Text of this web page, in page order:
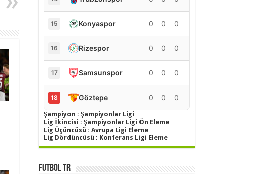
15 Konyaspor 0 0 0
16 Rizespor 0 0 0
17 Samsunspor 0 0 0
18 Göztepe 0 0 0
Şampiyon : Şampiyonlar Ligi
Lig İkincisi : Şampiyonlar Ligi Ön Eleme
Lig Üçüncüsü : Avrupa Ligi Eleme
Lig Dördüncüsü : Konferans Ligi Eleme
Futbol TR